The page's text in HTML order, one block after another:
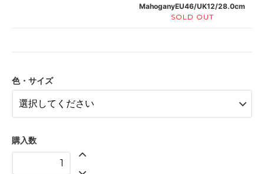
MahoganyEU46/UK12/28.0cm
SOLD OUT
色・サイズ
購入数